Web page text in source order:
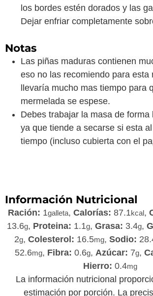
los bordes estén dorados y las
Dejar enfriar completamente
Notas
Las piñas maduras contienen
eso no las recomiendo para esta
llevaría mucho mas tiempo para
mermelada se espese.
Debes trabajar la masa de forma
ya que tiende a secarse si esta
tiempo (incluso cubierta con el
Información Nutricional
Ración: 1galleta, Calorías: 87.1kcal,
13.6g, Proteina: 1.1g, Grasa: 3.4g,
2g, Colesterol: 16.5mg, Sodio:
52.6mg, Fibra: 0.6g, Azúcar: 7g,
Hierro: 0.4mg
La información nutricional proporcionada es una
estimación por porción. La